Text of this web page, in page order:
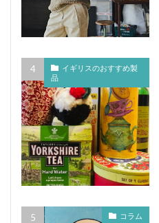
イギリスのおすすめ製
品
コラム